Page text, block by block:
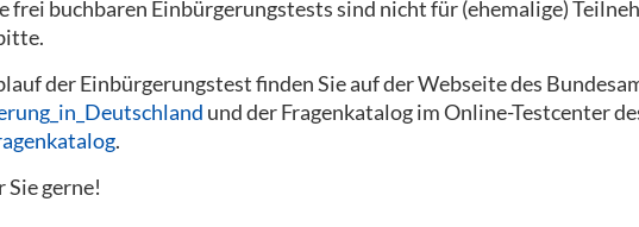
frei buchbaren Einbürgerungstests sind nicht für (ehemalige)
der Einbürgerungstest finden Sie auf der Webseite des
und der Fragenkatalog im Online-Testcenter
.
Sie gerne!